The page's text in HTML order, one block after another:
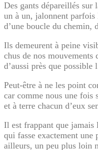
Des gants dépareillés sur
un à un, jalonnent
d’une boucle du chemin,
Ils demeurent à peine
chus de nos mouvements
d’aussi près que possible
Peut-être à ne les point
car comme nous une fois
et à terre chacun d’eux
Il est frappant que
qui fasse exactement une
ailleurs, un peu plus loin